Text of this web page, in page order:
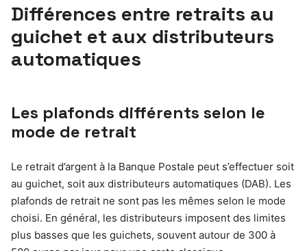
Différences entre retraits au
guichet et aux distributeurs
automatiques
Les plafonds différents selon le
mode de retrait
Le retrait d’argent à la Banque Postale peut s’effectuer soit
au guichet, soit aux distributeurs automatiques (DAB). Les
plafonds de retrait ne sont pas les mêmes selon le mode
choisi. En général, les distributeurs imposent des limites
plus basses que les guichets, souvent autour de 300 à